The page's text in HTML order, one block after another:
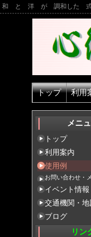
和 と 洋 が 調和した
トップ 利用
メニ
トップ
利用案内
使用例
お問い合わせ・
イベント情報
交通機関・地
ブログ
リン